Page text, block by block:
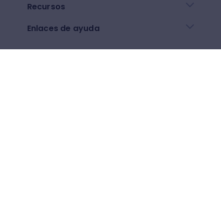
Recursos
Enlaces de ayuda